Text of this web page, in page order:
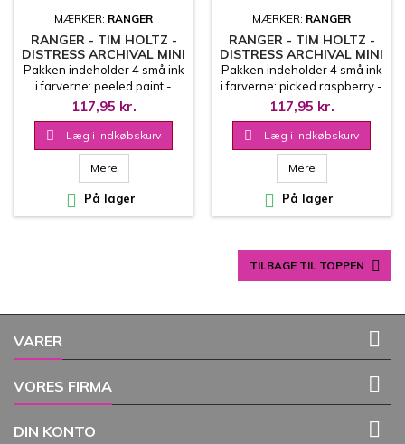
MÆRKER: RANGER
RANGER - TIM HOLTZ -
DISTRESS ARCHIVAL MINI
INK PAD KIT 2
Pakken indeholder 4 små ink
i farverne: peeled paint -
mermaid lagoon - faded
jeans - dusty concord
Oliebaseret stempelfarve
117,95 kr.
 Læg i indkøbskurv
Mere
 På lager
MÆRKER: RANGER
RANGER - TIM HOLTZ -
DISTRESS ARCHIVAL MINI
INK PAD KIT 1
Pakken indeholder 4 små ink
i farverne: picked raspberry -
barn door - spiced
marmalade - fossilized
amber Oliebaseret
stempelfarve
117,95 kr.
 Læg i indkøbskurv
Mere
 På lager
TILBAGE TIL TOPPEN 
VARER 
VORES FIRMA 
DIN KONTO 